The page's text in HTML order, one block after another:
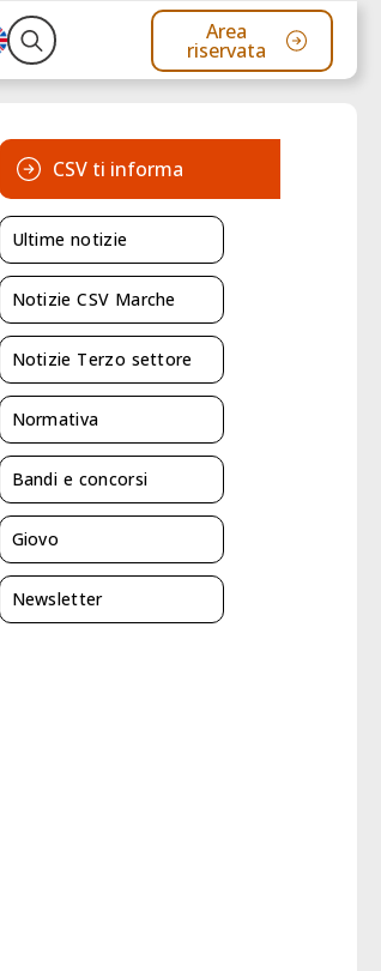
Search
Area
riservata
CSV ti informa
Ultime notizie
Notizie CSV Marche
Notizie Terzo settore
Normativa
Bandi e concorsi
Giovo
Newsletter